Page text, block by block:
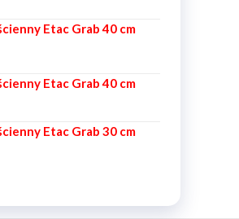
Etac Grab 40 cm
Etac Grab 40 cm
Etac Grab 30 cm